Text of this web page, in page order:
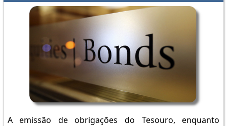
A emissão de obrigações do Tesouro, enquanto